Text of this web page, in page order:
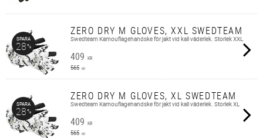
ZERO DRY M GLOVES, XXL SWEDTEAM
Swedteam Kamouflagehandske för jakt vid kall väderlek. Storlek XXL
409 KR
565 KR
SPARA
28%
ZERO DRY M GLOVES, XL SWEDTEAM
Swedteam Kamouflagehandske för jakt vid kall väderlek. Storlek XL
409 KR
565 KR
SPARA
28%